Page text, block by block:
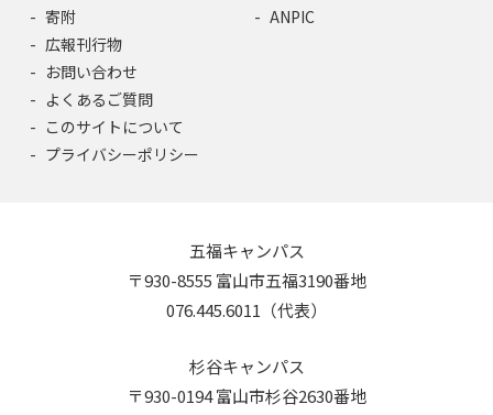
寄附
広報刊行物
お問い合わせ
よくあるご質問
このサイトについて
プライバシーポリシー
ANPIC
五福キャンパス
〒930-8555 富山市五福3190番地
076.445.6011（代表）
杉谷キャンパス
〒930-0194 富山市杉谷2630番地